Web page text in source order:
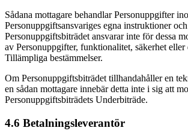
Sådana mottagare behandlar Personuppgifter
Personuppgiftsansvariges egna instruktioner
Personuppgiftsbiträdet ansvarar inte för dessa
av Personuppgifter, funktionalitet, säkerhet eller
Tillämpliga bestämmelser.
Om Personuppgiftsbiträdet tillhandahåller en
en sådan mottagare innebär detta inte i sig att
Personuppgiftsbiträdets Underbiträde.
4.6 Betalningsleverantör